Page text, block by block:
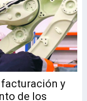
facturación y
de los